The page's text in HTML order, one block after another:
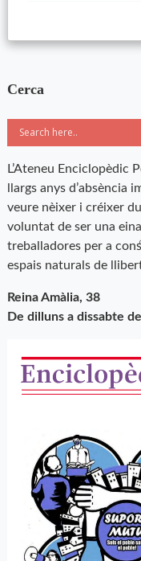
Cerca
L’Ateneu Enciclopèdic
llargs anys d’absència
veure nèixer i créixer
voluntat de ser una
treballadores per a
espais naturals de
Reina Amàlia, 38
De dilluns a dissabte